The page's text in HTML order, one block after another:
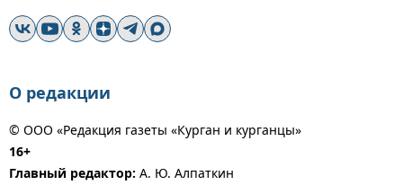
О редакции
© ООО «Редакция газеты «Курган и курганцы»
16+
Главный редактор: А. Ю. Алпаткин